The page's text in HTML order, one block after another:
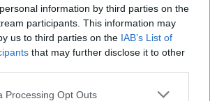
information by third parties on the
participants. This information may
us to third parties on the IAB’s List of
that may further disclose it to other
Processing Opt Outs
Βάλε τοCRETA24 στην
Google
ΤΟCRETA24ΣΤΗΝ GOOGLE